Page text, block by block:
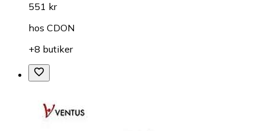
551 kr
hos CDON
+8 butiker